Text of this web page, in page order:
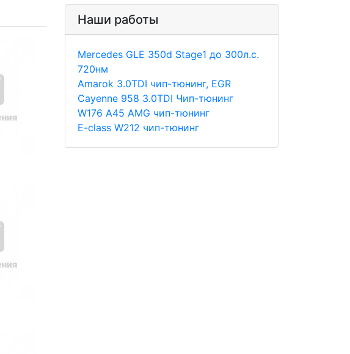
Наши работы
Merсedes GLE 350d Stage1 до 300л.с.
720нм
Amarok 3.0TDI чип-тюнинг, EGR
Cayenne 958 3.0TDI Чип-тюнинг
W176 A45 AMG чип-тюнинг
E-class W212 чип-тюнинг